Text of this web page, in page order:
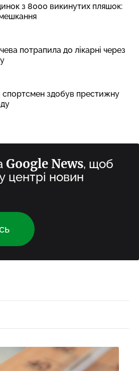
з 8000 викинутих пляшок:
потрапила до лікарні через
спортсмен здобув престижну
Google News, щоб
центрі новин